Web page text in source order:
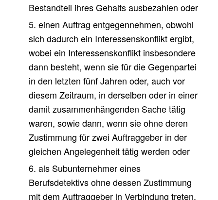
Bestandteil ihres Gehalts ausbezahlen oder
5. einen Auftrag entgegennehmen, obwohl
sich dadurch ein Interessenskonflikt ergibt,
wobei ein Interessenskonflikt insbesondere
dann besteht, wenn sie für die Gegenpartei
in den letzten fünf Jahren oder, auch vor
diesem Zeitraum, in derselben oder in einer
damit zusammenhängenden Sache tätig
waren, sowie dann, wenn sie ohne deren
Zustimmung für zwei Auftraggeber in der
gleichen Angelegenheit tätig werden oder
6. als Subunternehmer eines
Berufsdetektivs ohne dessen Zustimmung
mit dem Auftraggeber in Verbindung treten.